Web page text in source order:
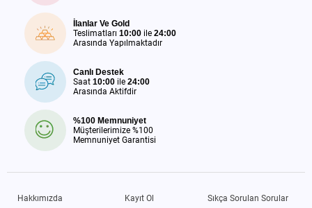
İlanlar Ve Gold
Teslimatları 10:00 ile 24:00
Arasında Yapılmaktadır
Canlı Destek
Saat 10:00 ile 24:00
Arasında Aktifdir
%100 Memnuniyet
Müşterilerimize %100
Memnuniyet Garantisi
Hakkımızda Kayıt Ol Sıkça Sorulan Sorular